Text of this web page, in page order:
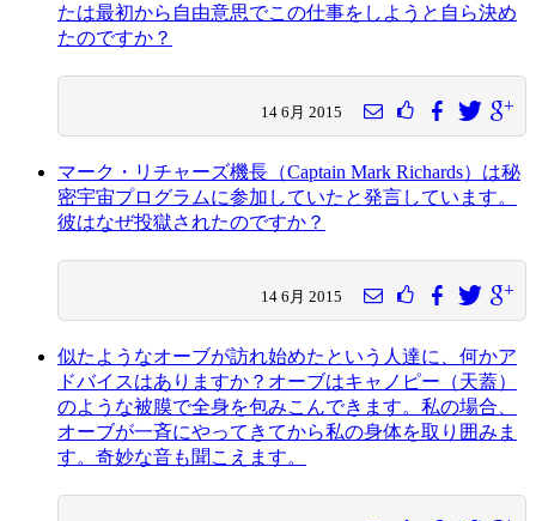
たは最初から自由意思でこの仕事をしようと自ら決め
たのですか？
14 6月 2015
マーク・リチャーズ機長（Captain Mark Richards）は秘
密宇宙プログラムに参加していたと発言しています。
彼はなぜ投獄されたのですか？
14 6月 2015
似たようなオーブが訪れ始めたという人達に、何かア
ドバイスはありますか？オーブはキャノピー（天蓋）
のような被膜で全身を包みこんできます。私の場合、
オーブが一斉にやってきてから私の身体を取り囲みま
す。奇妙な音も聞こえます。